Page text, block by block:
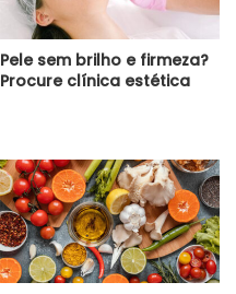
Pele sem brilho e firmeza?
Procure clínica estética